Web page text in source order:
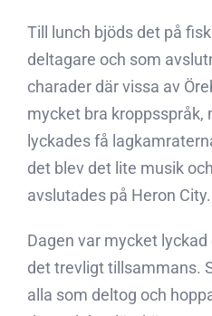
Till lunch bjöds det på
deltagare och som
charader där vissa av
mycket bra kroppsspråk,
lyckades få
det blev det lite musik
avslutades på Heron City.
Dagen var mycket
det trevligt tillsammans.
alla som deltog och